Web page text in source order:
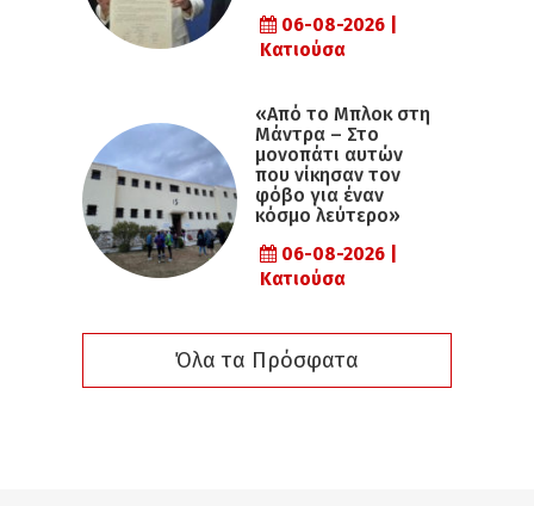
06-08-2026 |
Κατιούσα
«Από το Μπλοκ στη
Μάντρα – Στο
μονοπάτι αυτών
που νίκησαν τον
φόβο για έναν
κόσμο λεύτερο»
06-08-2026 |
Κατιούσα
Όλα τα Πρόσφατα